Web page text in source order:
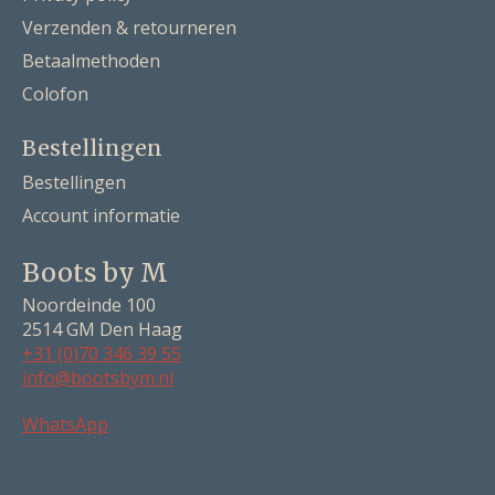
Verzenden & retourneren
Betaalmethoden
Colofon
Bestellingen
Bestellingen
Account informatie
Boots by M
Noordeinde 100
2514 GM Den Haag
+31 (0)70 346 39 55
info@bootsbym.nl
WhatsApp